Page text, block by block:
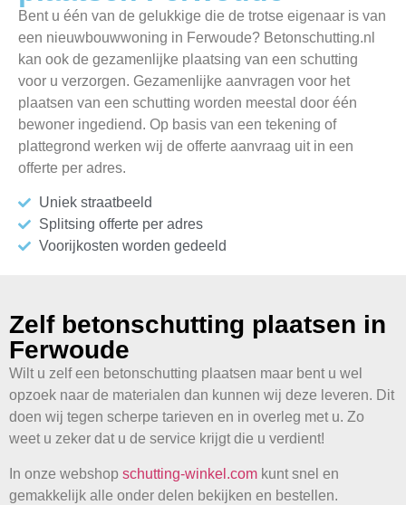
Bent u één van de gelukkige die de trotse eigenaar is van
een nieuwbouwwoning in Ferwoude? Betonschutting.nl
kan ook de gezamenlijke plaatsing van een schutting
voor u verzorgen. Gezamenlijke aanvragen voor het
plaatsen van een schutting worden meestal door één
bewoner ingediend. Op basis van een tekening of
plattegrond werken wij de offerte aanvraag uit in een
offerte per adres.
Uniek straatbeeld
Splitsing offerte per adres
Voorijkosten worden gedeeld
Zelf betonschutting plaatsen in
Ferwoude
Wilt u zelf een betonschutting plaatsen maar bent u wel
opzoek naar de materialen dan kunnen wij deze leveren. Dit
doen wij tegen scherpe tarieven en in overleg met u. Zo
weet u zeker dat u de service krijgt die u verdient!
In onze webshop schutting-winkel.com kunt snel en
gemakkelijk alle onder delen bekijken en bestellen.